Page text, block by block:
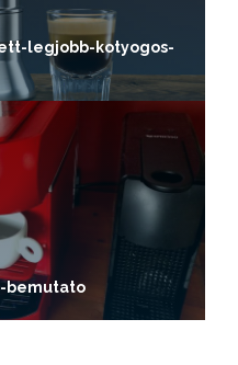
legjobb-kotyogos-
bemutato